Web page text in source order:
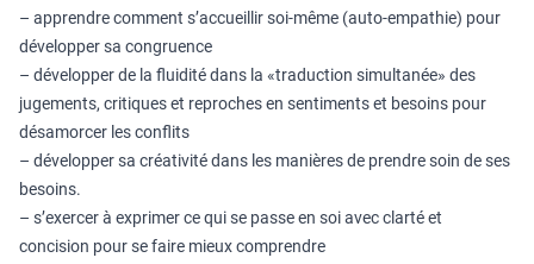
– apprendre comment s’accueillir soi-même (auto-empathie) pour
développer sa congruence
– développer de la fluidité dans la «traduction simultanée» des
jugements, critiques et reproches en sentiments et besoins pour
désamorcer les conflits
– développer sa créativité dans les manières de prendre soin de ses
besoins.
– s’exercer à exprimer ce qui se passe en soi avec clarté et
concision pour se faire mieux comprendre